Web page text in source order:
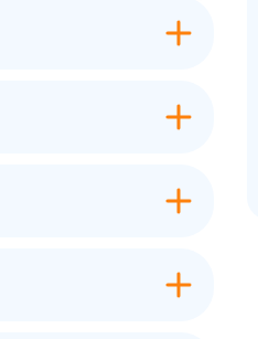
✓ В наличии